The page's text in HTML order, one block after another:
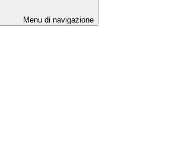
Menu di navigazione